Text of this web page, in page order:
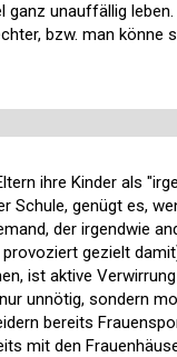
unauffällig
bzw. man könne
ihre Kinder als
Schule, genügt es,
der irgendwie
gezielt
ist aktive
unnötig, sondern
bereits
mit den